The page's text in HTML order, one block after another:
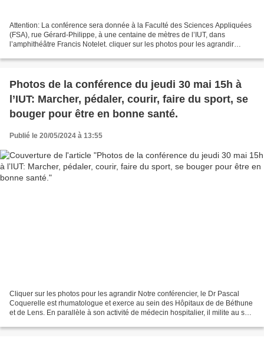
Attention: La conférence sera donnée à la Faculté des Sciences Appliquées
(FSA), rue Gérard-Philippe, à une centaine de mètres de l’IUT, dans
l’amphithéâtre Francis Notelet. cliquer sur les photos pour les agrandir
Photos de la conférence du jeudi 30 mai 15h à
l’IUT: Marcher, pédaler, courir, faire du sport, se
bouger pour être en bonne santé.
Publié le 20/05/2024 à 13:55
Cliquer sur les photos pour les agrandir Notre conférencier, le Dr Pascal
Coquerelle est rhumatologue et exerce au sein des Hôpitaux de de Béthune
et de Lens. En parallèle à son activité de médecin hospitalier, il milite au sein